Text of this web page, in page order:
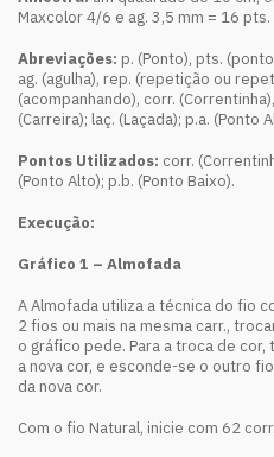
Maxcolor 4/6 e ag. 3,5 mm = 16 pts.
Abreviações: p. (Ponto), pts.
ag. (agulha), rep. (repetição ou
(acompanhando), corr.
(Carreira); laç. (Laçada); p.a. (Ponto
Pontos Utilizados: corr.
(Ponto Alto); p.b. (Ponto Baixo).
Execução:
Gráfico 1 – Almofada
A Almofada utiliza a técnica do fio
2 fios ou mais na mesma carr.,
o gráfico pede. Para a troca de cor,
a nova cor, e esconde-se o outro
da nova cor.
Com o fio Natural, inicie com 62